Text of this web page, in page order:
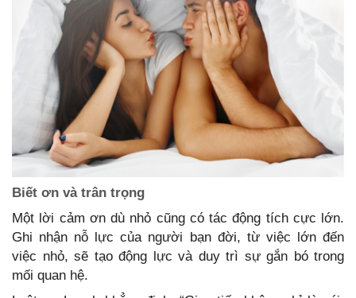
Biết ơn và trân trọng
Một lời cảm ơn dù nhỏ cũng có tác động tích cực lớn.
Ghi nhận nỗ lực của người bạn đời, từ việc lớn đến
việc nhỏ, sẽ tạo động lực và duy trì sự gắn bó trong
mối quan hệ.